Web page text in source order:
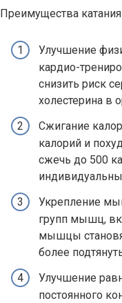
Преимущества
Улучшение
кардио-
снизить риск
холестерина в
Сжигание
калорий и
сжечь до 500
Укрепление
групп мышц,
мышцы
более
Улучшение
постоянного